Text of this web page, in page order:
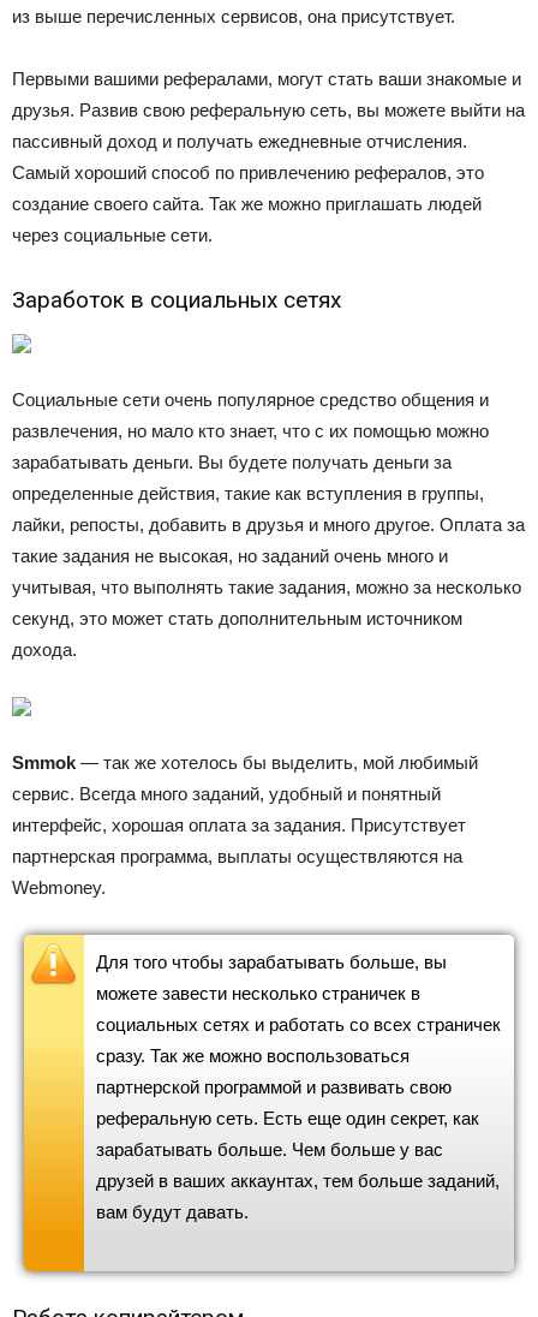
из выше перечисленных сервисов, она присутствует.
Первыми вашими рефералами, могут стать ваши знакомые и
друзья. Развив свою реферальную сеть, вы можете выйти на
пассивный доход и получать ежедневные отчисления.
Самый хороший способ по привлечению рефералов, это
создание своего сайта. Так же можно приглашать людей
через социальные сети.
Заработок в социальных сетях
Социальные сети очень популярное средство общения и
развлечения, но мало кто знает, что с их помощью можно
зарабатывать деньги. Вы будете получать деньги за
определенные действия, такие как вступления в группы,
лайки, репосты, добавить в друзья и много другое. Оплата за
такие задания не высокая, но заданий очень много и
учитывая, что выполнять такие задания, можно за несколько
секунд, это может стать дополнительным источником
дохода.
Smmok — так же хотелось бы выделить, мой любимый
сервис. Всегда много заданий, удобный и понятный
интерфейс, хорошая оплата за задания. Присутствует
партнерская программа, выплаты осуществляются на
Webmoney.
Для того чтобы зарабатывать больше, вы
можете завести несколько страничек в
социальных сетях и работать со всех страничек
сразу. Так же можно воспользоваться
партнерской программой и развивать свою
реферальную сеть. Есть еще один секрет, как
зарабатывать больше. Чем больше у вас
друзей в ваших аккаунтах, тем больше заданий,
вам будут давать.